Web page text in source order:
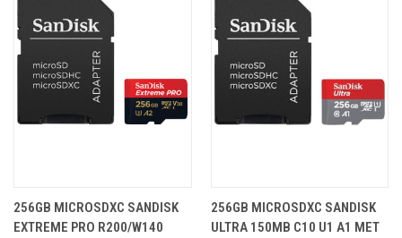
256GB MICROSDXC SANDISK
EXTREME PRO R200/W140
256GB MICROSDXC SANDISK
ULTRA 150MB C10 U1 A1 MET